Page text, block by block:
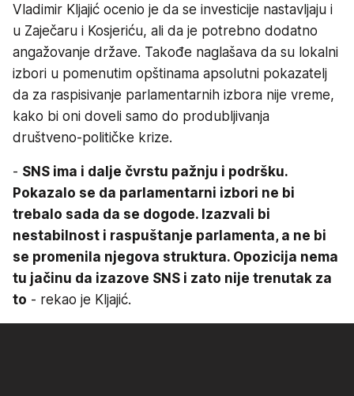
Vladimir Kljajić ocenio je da se investicije nastavljaju i
u Zaječaru i Kosjeriću, ali da je potrebno dodatno
angažovanje države. Takođe naglašava da su lokalni
izbori u pomenutim opštinama apsolutni pokazatelj
da za raspisivanje parlamentarnih izbora nije vreme,
kako bi oni doveli samo do produbljivanja
društveno-političke krize.
- SNS ima i dalje čvrstu pažnju i podršku.
Pokazalo se da parlamentarni izbori ne bi
trebalo sada da se dogode. Izazvali bi
nestabilnost i raspuštanje parlamenta, a ne bi
se promenila njegova struktura. Opozicija nema
tu jačinu da izazove SNS i zato nije trenutak za
to - rekao je Kljajić.